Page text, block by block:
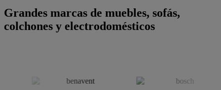
Grandes marcas de muebles, sofás,
colchones y electrodomésticos